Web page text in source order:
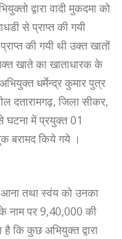
द्वारा वादी मुकदमा को
से प्राप्त की गयी
की गयी थी उक्त खातों
खाते का खाताधारक के
धर्मेन्द्र कुमार पुत्र
दतारामगढ़, जिला सीकर,
घटना में प्रयुक्त 01
बरामद किये गये ।
आना तथा स्वंय को उनका
नाम पर 9,40,000 की
कि कुछ अभियुक्त द्वारा